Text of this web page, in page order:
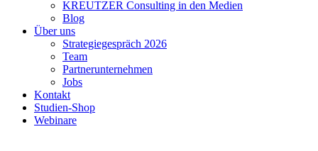
KREUTZER Consulting in den Medien
Blog
Über uns
Strategiegespräch 2026
Team
Partnerunternehmen
Jobs
Kontakt
Studien-Shop
Webinare